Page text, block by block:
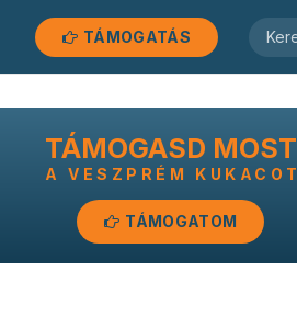
TÁMOGATÁS
TÁMOGASD MOST
A VESZPRÉM KUKACOT
TÁMOGATOM